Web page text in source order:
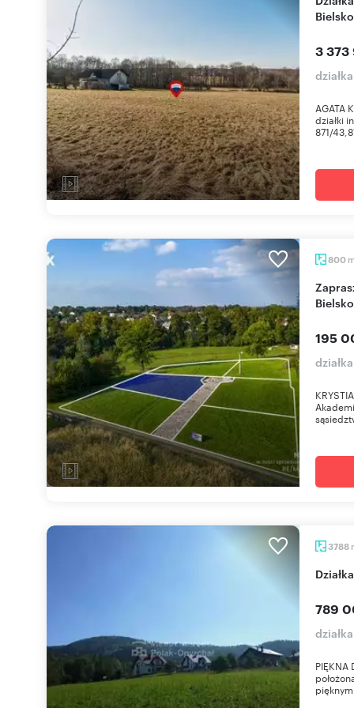
3 373
AGATA
działki
871/
800
Zapraszam do zakupu działki 800 m² pod dom w
195
3788
789
PIĘKNA